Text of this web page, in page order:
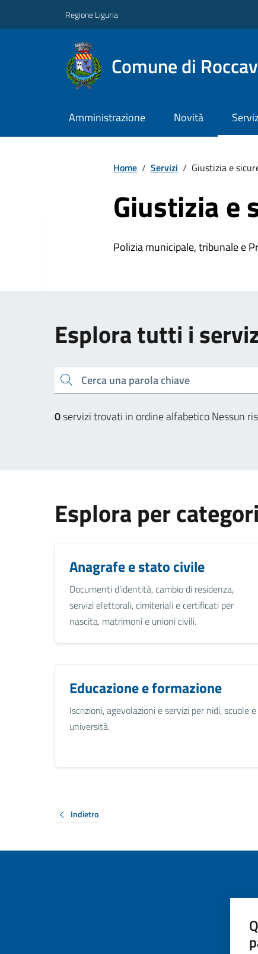
Regione Liguria
Comune di
Amministrazione Novità
Home / Servizi / Giustizia e
Giustizia e
Polizia municipale, tribunale e
Esplora tutti i
Cerca una parola chiave
0servizi trovati in ordine alfabeticoNessun
Esplora per
Anagrafe e stato civile
Documenti d’identità, cambio di residenza,
servizi elettorali, cimiteriali e certificati per
nascita, matrimoni e unioni civili.
Educazione e formazione
Iscrizioni, agevolazioni e servizi per nidi, scuole e
università.
Indietro